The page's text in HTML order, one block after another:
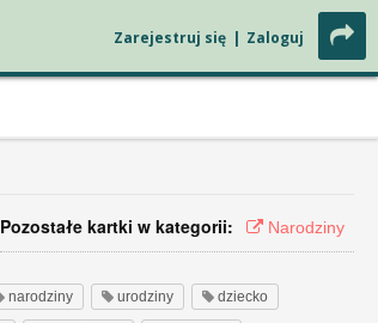
Zarejestruj się | Zaloguj
Pozostałe kartki w kategorii: Narodziny
narodziny urodziny dziecko